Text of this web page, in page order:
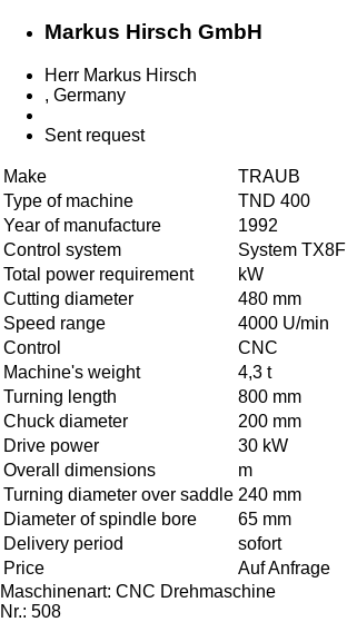
Markus Hirsch GmbH
Herr Markus Hirsch
, Germany
Sent request
Make
TRAUB
Type of machine
TND 400
Year of manufacture
1992
Control system
System TX8F
Total power requirement
kW
Cutting diameter
480 mm
Speed range
4000 U/min
Control
CNC
Machine's weight
4,3 t
Turning length
800 mm
Chuck diameter
200 mm
Drive power
30 kW
Overall dimensions
m
Turning diameter over saddle 240 mm
Diameter of spindle bore
65 mm
Delivery period
sofort
Price
Auf Anfrage
Maschinenart: CNC Drehmaschine
Nr.: 508